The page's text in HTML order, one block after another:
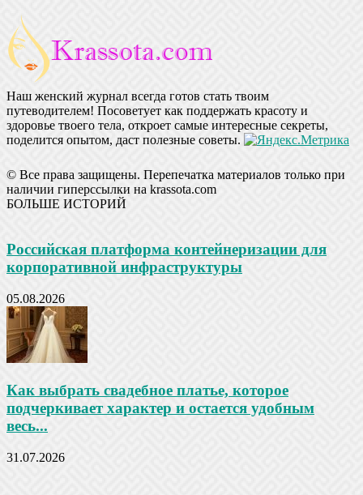
Наш женский журнал всегда готов стать твоим
путеводителем! Посоветует как поддержать красоту и
здоровье твоего тела, откроет самые интересные секреты,
поделится опытом, даст полезные советы.
© Все права защищены. Перепечатка материалов только при
наличии гиперссылки на krassota.com
БОЛЬШЕ ИСТОРИЙ
Российская платформа контейнеризации для
корпоративной инфраструктуры
05.08.2026
Как выбрать свадебное платье, которое
подчеркивает характер и остается удобным
весь...
31.07.2026